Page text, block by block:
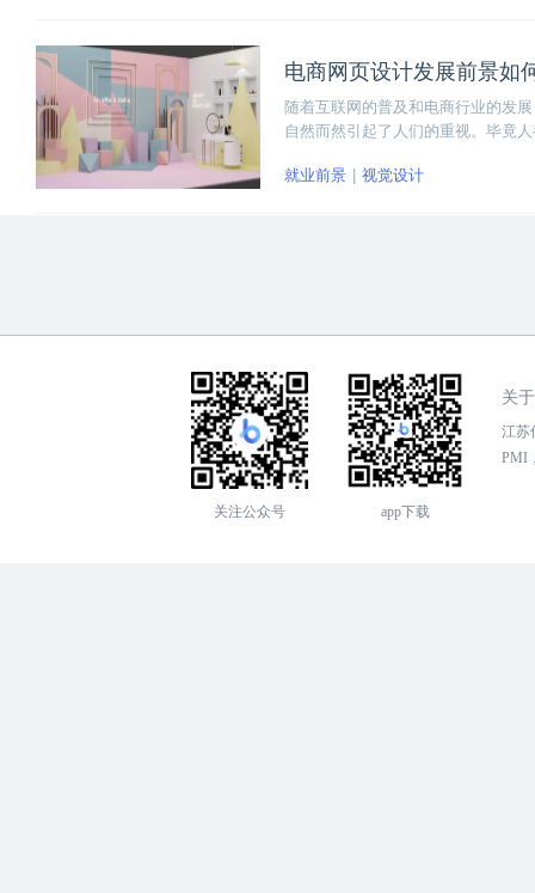
电商网页设计发展前景如
随着互联网的普及和电商行业的发
自然而然引起了人们的重视。毕竟
十分广阔和光明！
就业前景 视觉设计
关注公众号 app下载
关
江苏
PMI